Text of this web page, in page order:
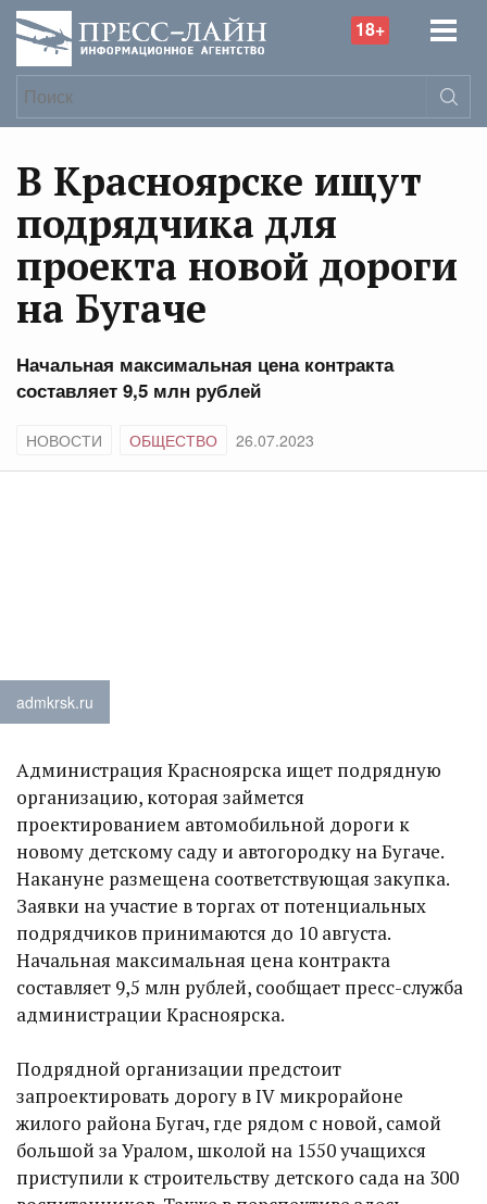
18+
В Красноярске ищут
подрядчика для
проекта новой дороги
на Бугаче
Начальная максимальная цена контракта
составляет 9,5 млн рублей
НОВОСТИ ОБЩЕСТВО 26.07.2023
admkrsk.ru
Администрация Красноярска ищет подрядную
организацию, которая займется
проектированием автомобильной дороги к
новому детскому саду и автогородку на Бугаче.
Накануне размещена соответствующая закупка.
Заявки на участие в торгах от потенциальных
подрядчиков принимаются до 10 августа.
Начальная максимальная цена контракта
составляет 9,5 млн рублей, сообщает пресс-служба
администрации Красноярска.
Подрядной организации предстоит
запроектировать дорогу в IV микрорайоне
жилого района Бугач, где рядом с новой, самой
большой за Уралом, школой на 1550 учащихся
приступили к строительству детского сада на 300